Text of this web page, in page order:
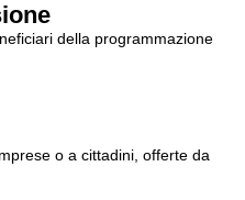
della programmazione
o a cittadini, offerte da